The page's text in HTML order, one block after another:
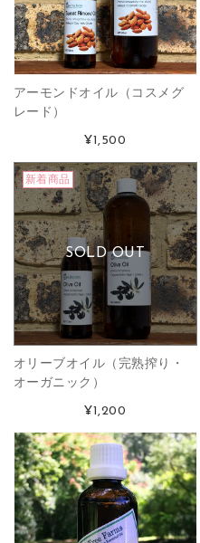
アーモンドオイル（コスメグ
レード）
¥1,500
新着商品
SOLD OUT
オリーブオイル（完熟搾り・
オーガニック）
¥1,200